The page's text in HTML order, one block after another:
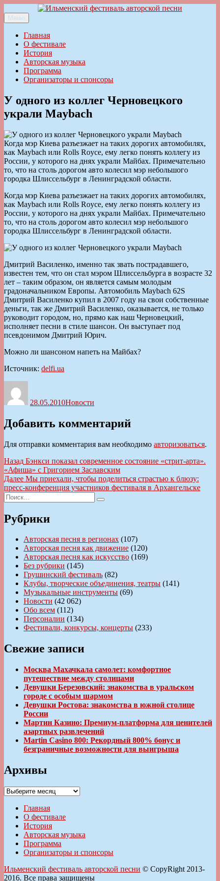
к
содержимому
Ильменский фестиваль авторской песни
Меню
Главная
О фестивале
История
Авторская музыка
Программа
Организаторы и спонсоры
У одного из коллег Черновецкого
украли Maybach
Когда мэр Киева разъезжает на таких дорогих автомобилях,
как Maybach или Rolls Royce, ему легко понять коллегу из
России, у которого на днях украли Майбах. Примечательно
то, что на столь дорогом авто колесил мэр небольшого
городка Шлиссельбург в Ленинградской области.
Когда мэр Киева разъезжает на таких дорогих автомобилях,
как Maybach или Rolls Royce, ему легко понять коллегу из
России, у которого на днях украли Майбах. Примечательно
то, что на столь дорогом авто колесил мэр небольшого
городка Шлиссельбург в Ленинградской области.
Дмитрий Василенко, именно так звать пострадавшего,
известен тем, что он стал мэром Шлиссельбурга в возрасте 32
лет – таким образом, он является самым молодым
градоначальником Европы. Автомобиль Maybach 62S
Дмитрий Василенко купил в 2007 году на свои собственные
деньги, так же Дмитрий Василенко, оказывается, не только
руководит городом, но, прямо как наш Черновецкий,
исполняет песни в стиле шансон. Он выступает под
псевдонимом Дмитрий Юрич.
Можно ли шансоном напеть на Майбах?
Источник: delfi.ua
28.05.2010Новости
Добавить комментарий
Для отправки комментария вам необходимо авторизоваться.
Навигация
по
записям
Назад Предыдущая
запись:
Бэнкси показал современное состояние «стрит-арта».
«Афиша» с Григорием Заславским
Далее Следующая
запись:
Мы приехали, чтобы поделиться страстью к блюзу:
пресс-конференция участников фестиваля в Архангельске
Искать:
Поиск
Рубрики
Авторская песня в регионах (107)
Авторская песня как движение (120)
Авторская песня как искусство (169)
Без рубрики (145)
Грушинский фестиваль (82)
Клубы, творческие объединения, театры (141)
Музыкальные инструменты (69)
Новости (42 062)
Обо всем (112)
Персоналии (134)
Фестивали, конкурсы, концерты (233)
Свежие записи
Москва Махачкала самолет: комфортное
путешествие между столицами
Девушки Березовский: знакомства в уральском
городе с особым шармом
Девушки Ростова: знакомства в южной столице
России
Мартин Казино: Премиум-платформа для ценителей
азартных развлечений
Martin Casino 800: Рекордный 800% бонус и
безграничные возможности для выигрыша
Архивы
Архивы
Главная
О фестивале
История
Авторская музыка
Программа
Организаторы и спонсоры
Ильменский фестиваль авторской песни © CopyRight 2013-
2016. Все права защищены